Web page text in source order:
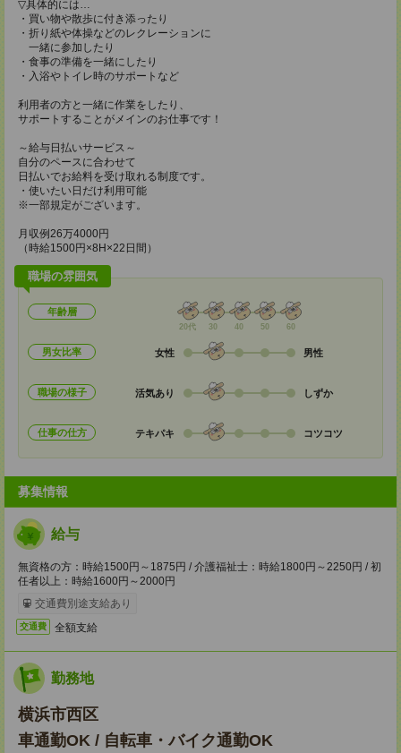
▽具体的には…
・買い物や散歩に付き添ったり
・折り紙や体操などのレクレーションに
一緒に参加したり
・食事の準備を一緒にしたり
・入浴やトイレ時のサポートなど
利用者の方と一緒に作業をしたり、
サポートすることがメインのお仕事です！
～給与日払いサービス～
自分のペースに合わせて
日払いでお給料を受け取れる制度です。
・使いたい日だけ利用可能
※一部規定がございます。
月収例26万4000円
（時給1500円×8H×22日間）
職場の雰囲気
年齢層
20代 30 40 50 60
男女比率 女性 男性
職場の様子 活気あり しずか
仕事の仕方 テキパキ コツコツ
募集情報
給与
無資格の方：時給1500円～1875円 / 介護福祉士：時給1800円～2250円 / 初
任者以上：時給1600円～2000円
交通費別途支給あり
交通費 全額支給
勤務地
横浜市西区
車通勤OK / 自転車・バイク通勤OK